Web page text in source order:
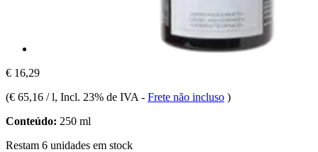
€ 16,29
(€ 65,16 / l, Incl. 23% de IVA - Frete não incluso )
Conteúdo: 250 ml
Restam 6 unidades em stock